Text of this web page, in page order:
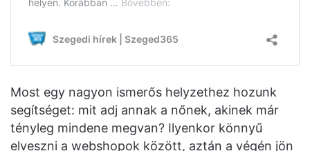
Most egy nagyon ismerős helyzethez hozunk
segítséget: mit adj annak a nőnek, akinek már
tényleg mindene megvan? Ilyenkor könnyű
elveszni a webshopok között, aztán a végén jön